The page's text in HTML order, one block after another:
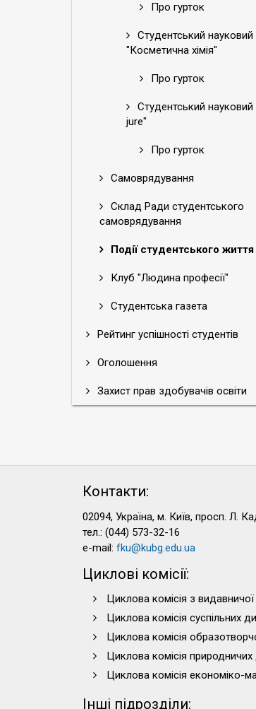
Про гурток
Студентський науковий
"Косметична хімія"
Про гурток
Студентський науковий
jure"
Про гурток
Самоврядування
Склад Ради студентського
самоврядування
Події студентського життя
Клуб "Людина професії"
Студентська газета
Рейтинг успішності студентів
Оголошення
Захист прав здобувачів освіти
Контакти:
02094, Україна, м. Київ, просп. Л.
тел.: (044) 573-32-16
e-mail: fku@kubg.edu.ua
Циклові комісії:
Циклова комісія з видавничої
Циклова комісія суспільних
Циклова комісія
Циклова комісія природничих
Циклова комісія економіко-
Інші підрозділи: